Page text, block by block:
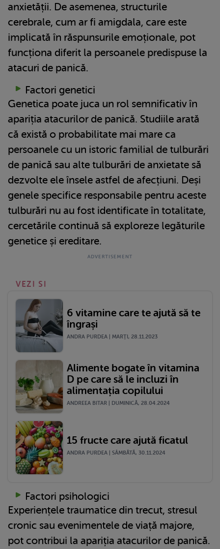
anxietății. De asemenea, structurile
cerebrale, cum ar fi amigdala, care este
implicată în răspunsurile emoționale, pot
funcționa diferit la persoanele predispuse la
atacuri de panică.
Factori genetici
Genetica poate juca un rol semnificativ în
apariția atacurilor de panică. Studiile arată
că există o probabilitate mai mare ca
persoanele cu un istoric familial de tulburări
de panică sau alte tulburări de anxietate să
dezvolte ele însele astfel de afecțiuni. Deși
genele specifice responsabile pentru aceste
tulburări nu au fost identificate în totalitate,
cercetările continuă să exploreze legăturile
genetice și ereditare.
VEZI SI
6 vitamine care te ajută să te
îngrași
ANDRA PURDEA | MARŢI, 28.11.2023
Alimente bogate în vitamina
D pe care să le incluzi în
alimentația copilului
ANDREEA BITAR | DUMINICĂ, 28.04.2024
15 fructe care ajută ficatul
ANDRA PURDEA | SÂMBĂTĂ, 30.11.2024
Factori psihologici
Experiențele traumatice din trecut, stresul
cronic sau evenimentele de viață majore,
pot contribui la apariția atacurilor de panică.